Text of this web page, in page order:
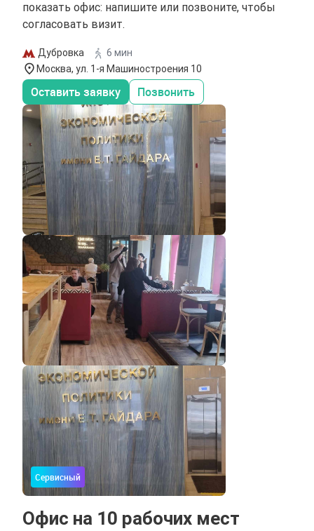
показать офис: напишите или позвоните, чтобы
согласовать визит.
Дубровка
6 мин
Москва, ул. 1-я Машиностроения 10
Оставить заявку Позвонить
Сервисный
Офис на 10 рабочих мест